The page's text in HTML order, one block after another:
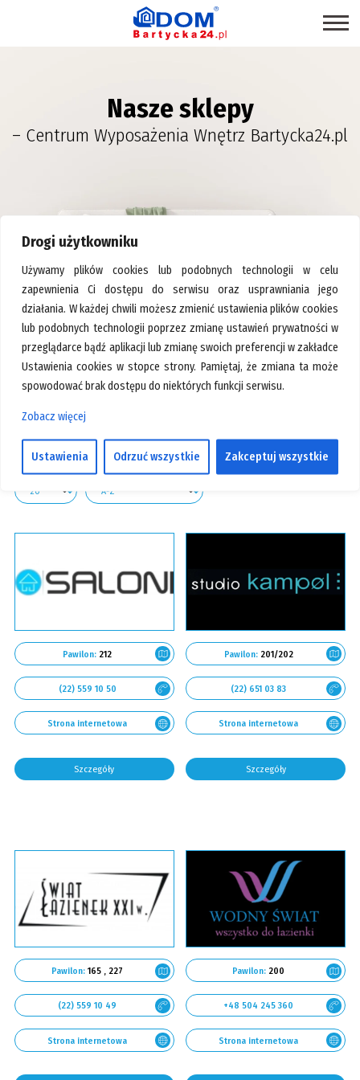
Drogi użytkowniku
Używamy plików cookies lub podobnych technologii w celu
zapewnienia Ci dostępu do serwisu oraz usprawniania jego
działania. W każdej chwili możesz zmienić ustawienia plików cookies
lub podobnych technologii poprzez zmianę ustawień prywatności w
przeglądarce bądź aplikacji lub zmianę swoich preferencji w zakładce
Ustawienia cookies w stopce strony. Pamiętaj, że zmiana ta może
spowodować brak dostępu do niektórych funkcji serwisu.
Zobacz więcej
Ustawienia Odrzuć wszystkie Zakceptuj wszystkie
SKLEPY
PROMOCJE
BLOG EKSPERCKI
INSPIRACJE
PAWILONY DO WYNAJĘCIA
GALERIA
Nasze sklepy
– Centrum Wyposażenia Wnętrz Bartycka24.pl
Strona główna > Kabiny prysznicowe
Pokaż branże
Nasze sklepy
Pawilon: 212
(22) 559 10 50
Strona internetowa
Szczegóły
Pawilon:201/202
(22) 651 03 83
Strona internetowa
Szczegóły
Pawilon: 165 , 227
(22) 559 10 49
Strona internetowa
Pawilon: 200
+48 504 245 360
Strona internetowa